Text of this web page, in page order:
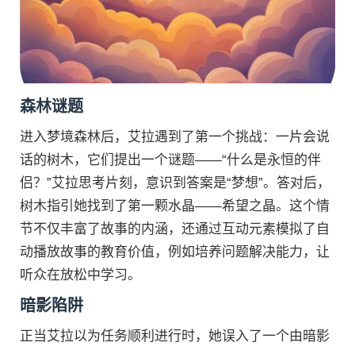
森林谜题
进入梦境森林后，艾拉遇到了第一个挑战：一片会说
话的树木，它们提出一个谜题——“什么是永恒的伴
侣？”艾拉思考片刻，意识到答案是“梦想”。答对后，
树木指引她找到了第一颗水晶——希望之晶。这个情
节不仅丰富了故事的内涵，还通过互动元素模拟了自
动播放故事的教育价值，例如培养问题解决能力，让
听众在放松中学习。
暗影陷阱
正当艾拉以为任务顺利进行时，她误入了一个由暗影